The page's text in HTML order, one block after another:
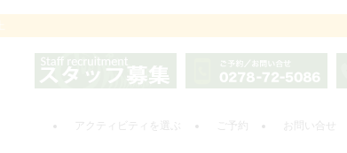
アクティビティを選ぶ お問い合せ